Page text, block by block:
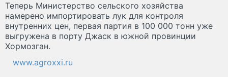
Теперь Министерство сельского хозяйства
намерено импортировать лук для контроля
внутренних цен, первая партия в 100 000 тонн уже
выгружена в порту Джаск в южной провинции
Хормозган.
www.agroxxi.ru